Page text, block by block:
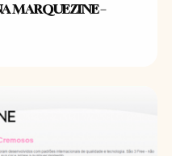
MARQUEZINE –